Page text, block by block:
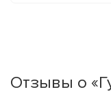
Отзывы о